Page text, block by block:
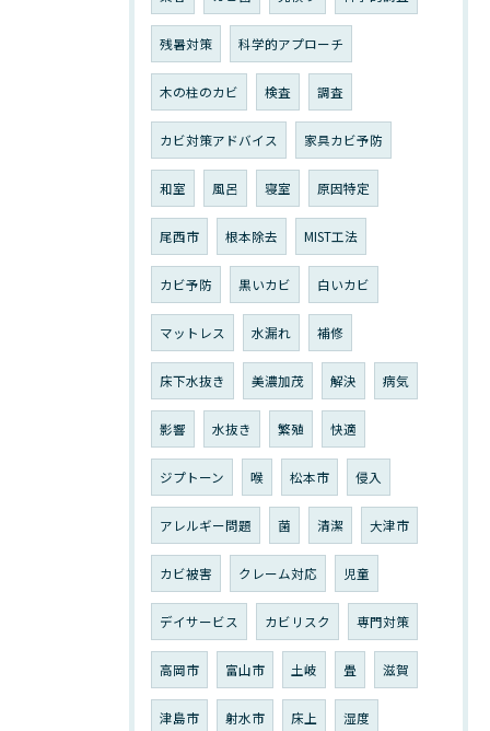
残暑対策 科学的アプローチ
木の柱のカビ 検査 調査
カビ対策アドバイス 家具カビ予防
和室 風呂 寝室 原因特定
尾西市 根本除去 MIST工法
カビ予防 黒いカビ 白いカビ
マットレス 水漏れ 補修
床下水抜き 美濃加茂 解決 病気
影響 水抜き 繁殖 快適
ジプトーン 喉 松本市 侵入
アレルギー問題 菌 清潔 大津市
カビ被害 クレーム対応 児童
デイサービス カビリスク 専門対策
高岡市 富山市 土岐 畳 滋賀
津島市 射水市 床上 湿度